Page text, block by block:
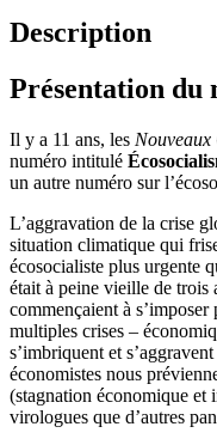
Description
Présentation du
Il y a 11 ans, les
numéro intitulé
un autre numéro sur
L’aggravation de la crise
situation climatique qui
écosocialiste plus urgente
était à peine vieille de trois
commençaient à
multiples crises –
s’imbriquent et
économistes nous
(stagnation économique et
virologues que d’autres